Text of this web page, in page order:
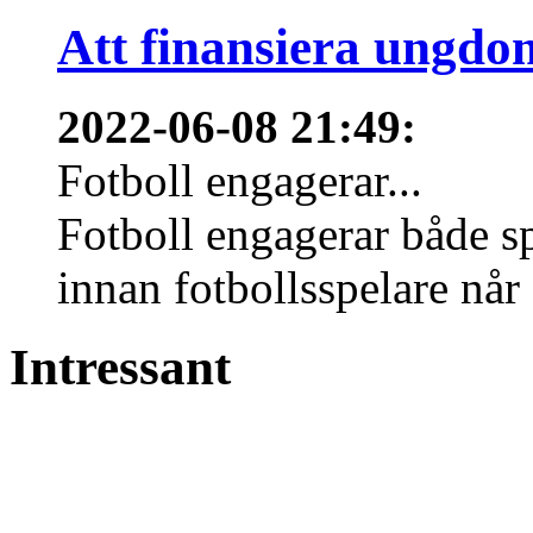
Att finansiera
2022-06-08 21:49:
Fotboll engagerar...
Fotboll engagerar både
innan fotbollsspelare
Intressant